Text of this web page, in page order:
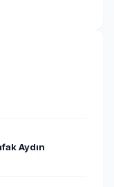
Aydın